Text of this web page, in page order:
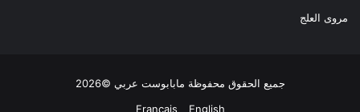
مروى العلج
جميع الحقوق محفوظة مابابوست عربي ©2026
English
Français